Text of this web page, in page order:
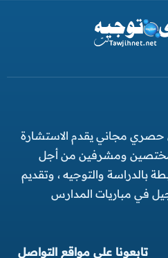
مجاني يقدم الاستشارة
مختصين ومشرفين من أجل
بالدراسة والتوجيه ، وتقديم
في مباريات المدارس
تابعونا على مواقع التواصل